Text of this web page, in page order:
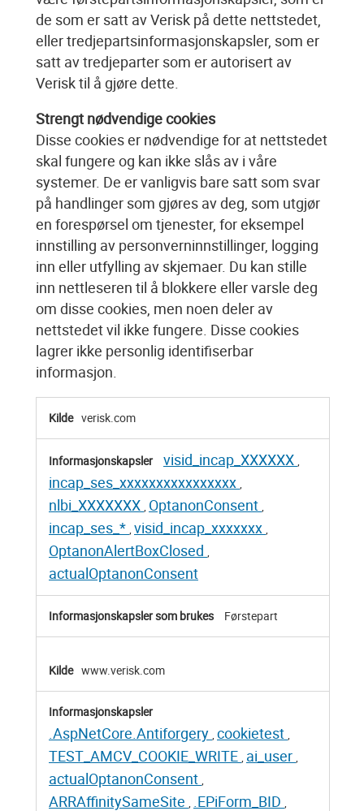
de som er satt av Verisk på dette nettstedet,
eller tredjepartsinformasjonskapsler, som er
satt av tredjeparter som er autorisert av
Verisk til å gjøre dette.
Strengt nødvendige cookies
Disse cookies er nødvendige for at nettstedet
skal fungere og kan ikke slås av i våre
systemer. De er vanligvis bare satt som svar
på handlinger som gjøres av deg, som utgjør
en forespørsel om tjenester, for eksempel
innstilling av personverninnstillinger, logging
inn eller utfylling av skjemaer. Du kan stille
inn nettleseren til å blokkere eller varsle deg
om disse cookies, men noen deler av
nettstedet vil ikke fungere. Disse cookies
lagrer ikke personlig identifiserbar
informasjon.
nødvendige
cookies
verisk.com
visid_incap_XXXXXX ,
incap_ses_xxxxxxxxxxxxxxxx ,
nlbi_XXXXXXX , OptanonConsent ,
incap_ses_* , visid_incap_xxxxxxx ,
OptanonAlertBoxClosed ,
actualOptanonConsent
Førstepart
www.verisk.com
.AspNetCore.Antiforgery , cookietest ,
TEST_AMCV_COOKIE_WRITE , ai_user ,
actualOptanonConsent ,
ARRAffinitySameSite , .EPiForm_BID ,